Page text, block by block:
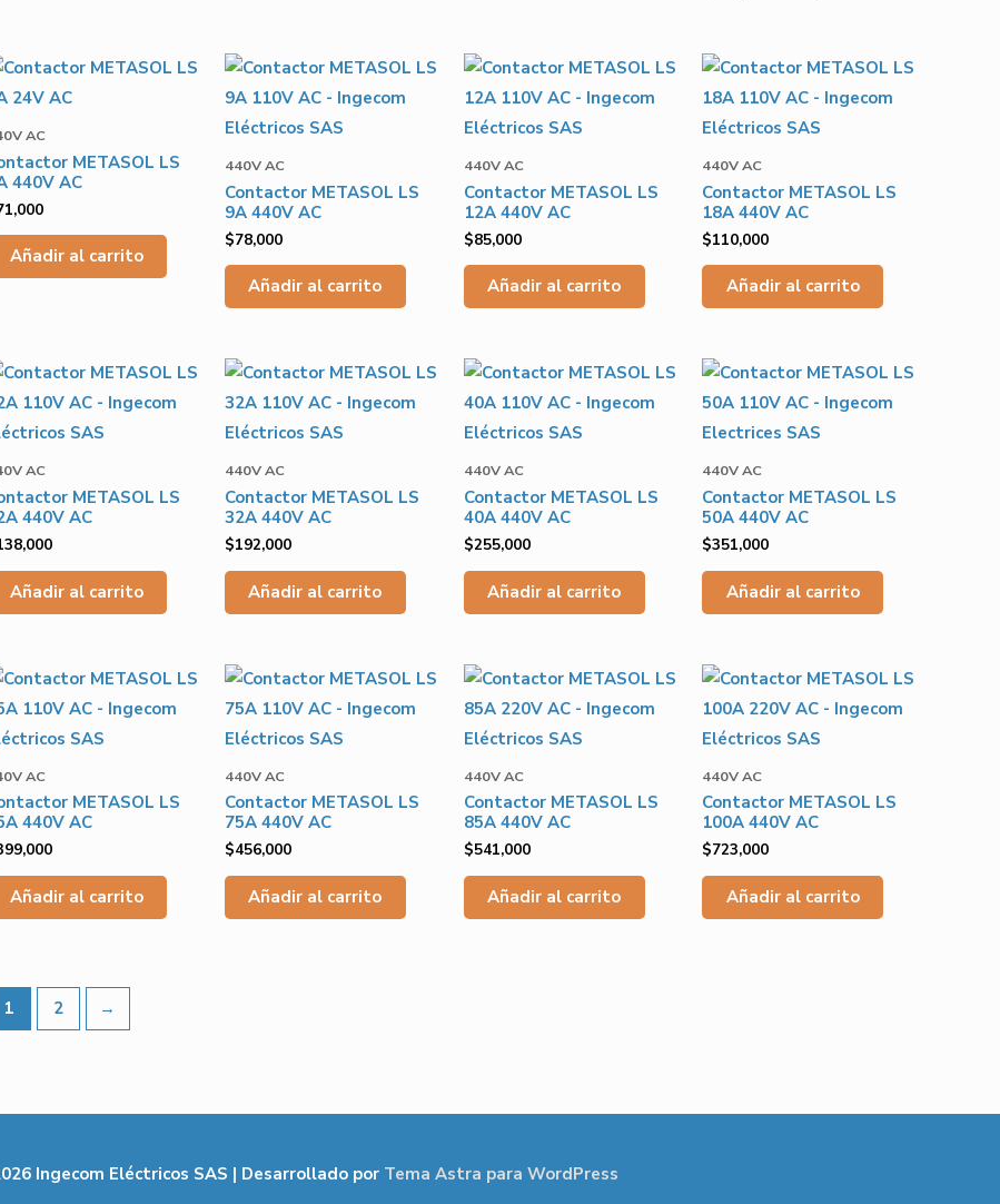
AC
METASOL LS
440V AC
Añadir al carrito
440V AC
Contactor METASOL LS
9A 440V AC
$78,000
Añadir al carrito
440V AC
Contactor METASOL LS
12A 440V AC
$85,000
Añadir al carrito
440V AC
Contactor METASOL LS
18A 440V AC
$110,000
Añadir al carrito
AC
METASOL LS
440V AC
Añadir al carrito
440V AC
Contactor METASOL LS
32A 440V AC
$192,000
Añadir al carrito
440V AC
Contactor METASOL LS
40A 440V AC
$255,000
Añadir al carrito
440V AC
Contactor METASOL LS
50A 440V AC
$351,000
Añadir al carrito
AC
METASOL LS
440V AC
Añadir al carrito
440V AC
Contactor METASOL LS
75A 440V AC
$456,000
Añadir al carrito
440V AC
Contactor METASOL LS
85A 440V AC
$541,000
Añadir al carrito
440V AC
Contactor METASOL LS
100A 440V AC
$723,000
Añadir al carrito
1 2 →
Ingecom Eléctricos SAS | Desarrollado por Tema Astra para WordPress